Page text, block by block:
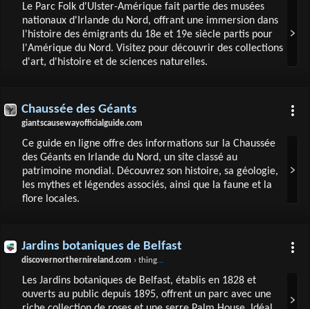
Le Parc Folk d'Ulster-Amérique fait partie des musées
nationaux d'Irlande du Nord, offrant une immersion dans
l'histoire des émigrants du 18e et 19e siècle partis pour
l'Amérique du Nord. Visitez pour découvrir des collections
d'art, d'histoire et de sciences naturelles.
Chaussée des Géants
giantscausewayofficialguide.com
Ce guide en ligne offre des informations sur la Chaussée
des Géants en Irlande du Nord, un site classé au
patrimoine mondial. Découvrez son histoire, sa géologie,
les mythes et légendes associés, ainsi que la faune et la
flore locales.
Jardins botaniques de Belfast
discovernorthernireland.com › things-to-do › belfast-botanic-gardens-and-palm-house-p674821
Les Jardins botaniques de Belfast, établis en 1828 et
ouverts au public depuis 1895, offrent un parc avec une